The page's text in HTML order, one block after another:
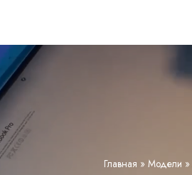
Главная » Модели »